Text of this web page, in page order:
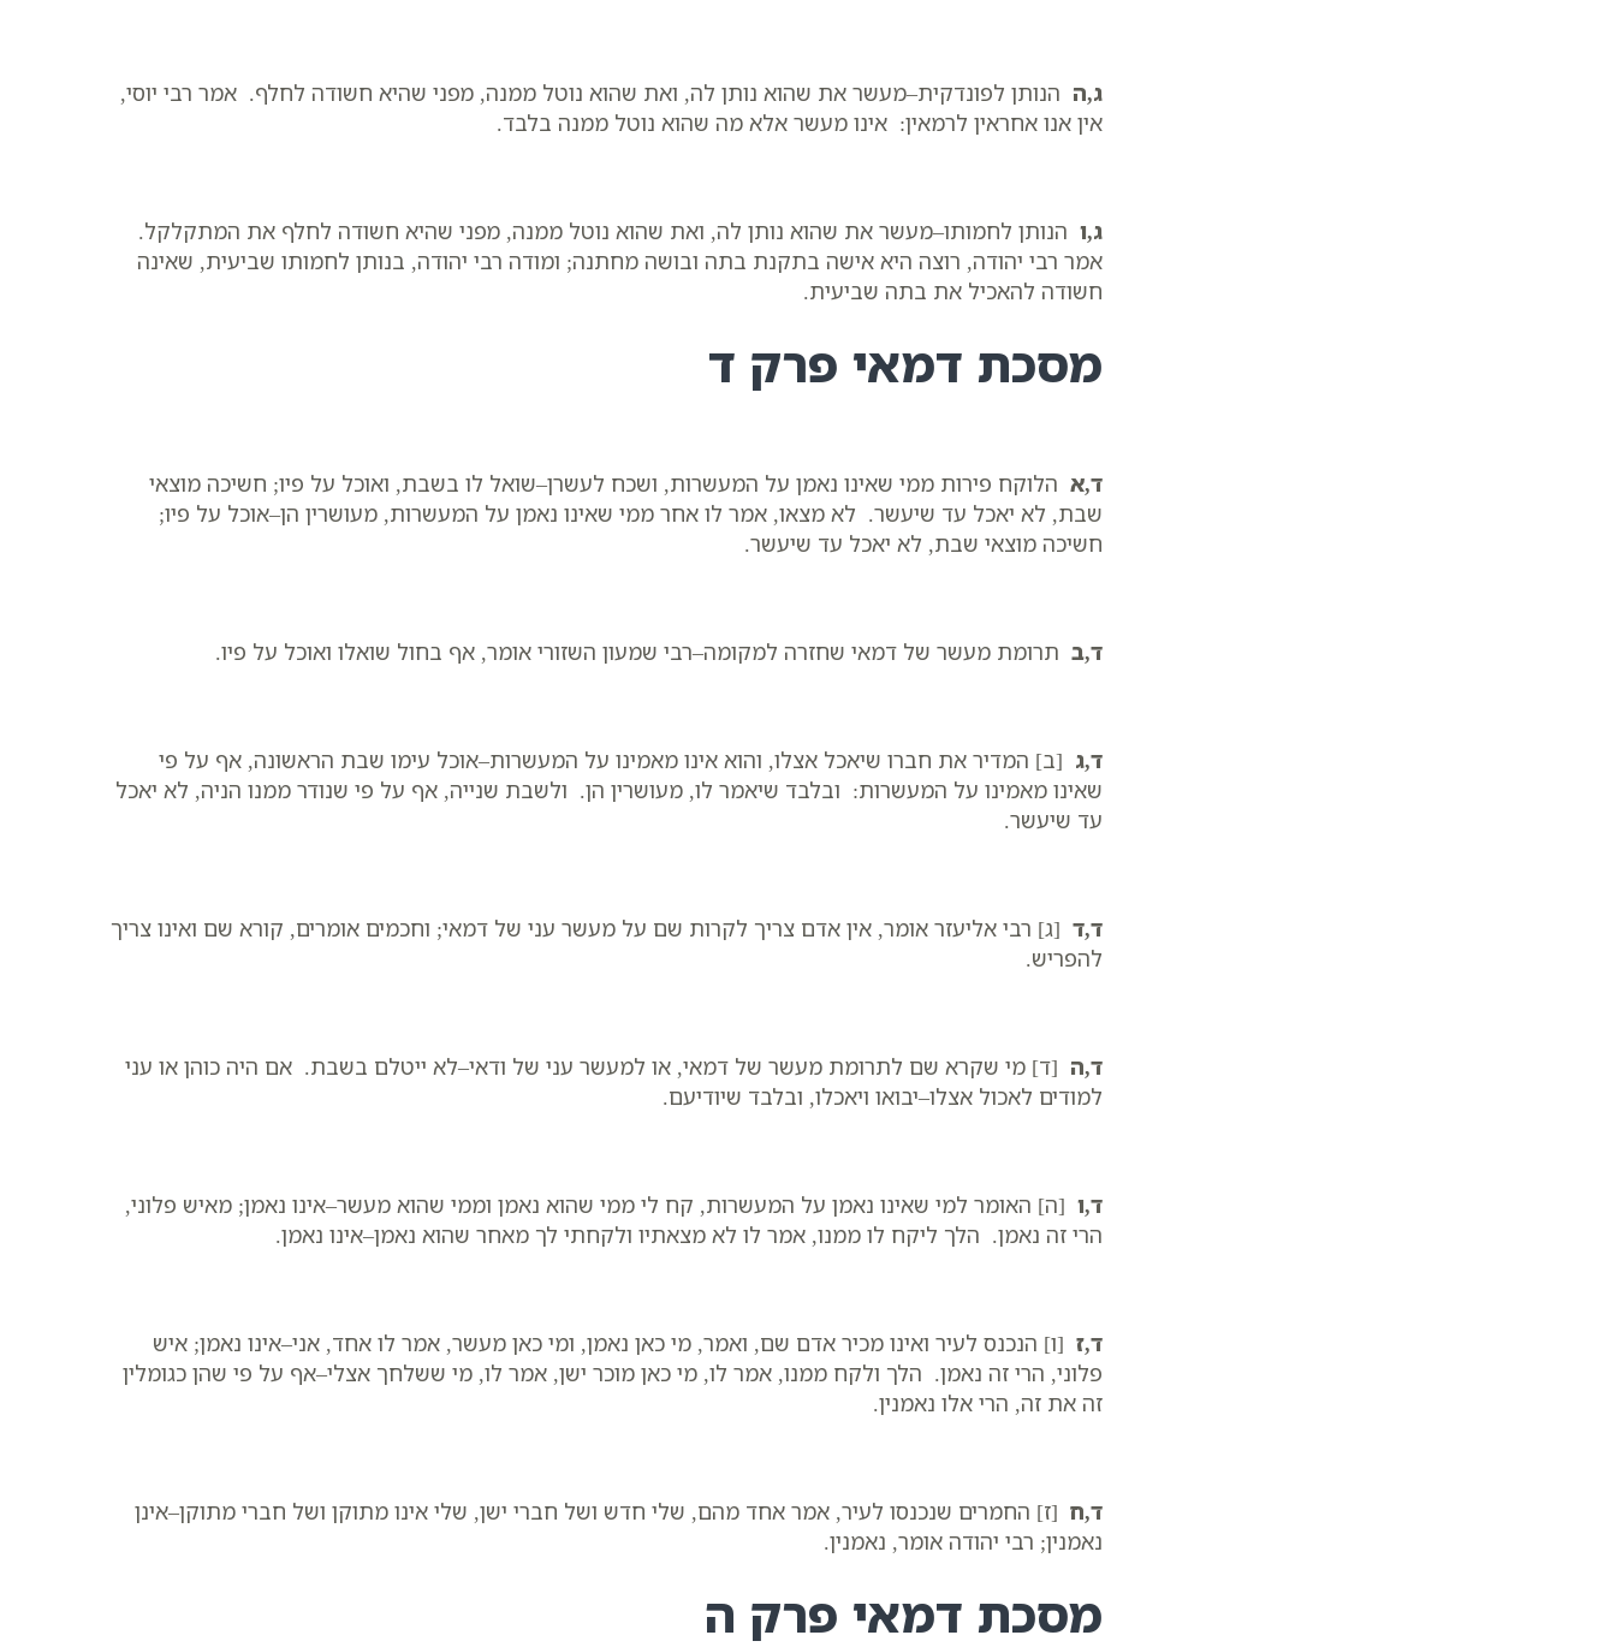
ג,ה הנותן לפונדקית–מעשר את שהוא נותן לה, ואת שהוא נוטל ממנה, מפני שהיא חשודה לחלף. אמר רבי יוסי,
אין אנו אחראין לרמאין: אינו מעשר אלא מה שהוא נוטל ממנה בלבד.
ג,ו הנותן לחמותו–מעשר את שהוא נותן לה, ואת שהוא נוטל ממנה, מפני שהיא חשודה לחלף את המתקלקל.
אמר רבי יהודה, רוצה היא אישה בתקנת בתה ובושה מחתנה; ומודה רבי יהודה, בנותן לחמותו שביעית, שאינה
חשודה להאכיל את בתה שביעית.
מסכת דמאי פרק ד
ד,א הלוקח פירות ממי שאינו נאמן על המעשרות, ושכח לעשרן–שואל לו בשבת, ואוכל על פיו; חשיכה מוצאי
שבת, לא יאכל עד שיעשר. לא מצאו, אמר לו אחר ממי שאינו נאמן על המעשרות, מעושרין הן–אוכל על פיו;
חשיכה מוצאי שבת, לא יאכל עד שיעשר.
ד,ב תרומת מעשר של דמאי שחזרה למקומה–רבי שמעון השזורי אומר, אף בחול שואלו ואוכל על פיו.
ד,ג [ב] המדיר את חברו שיאכל אצלו, והוא אינו מאמינו על המעשרות–אוכל עימו שבת הראשונה, אף על פי
שאינו מאמינו על המעשרות: ובלבד שיאמר לו, מעושרין הן. ולשבת שנייה, אף על פי שנודר ממנו הניה, לא יאכל
עד שיעשר.
ד,ד [ג] רבי אליעזר אומר, אין אדם צריך לקרות שם על מעשר עני של דמאי; וחכמים אומרים, קורא שם ואינו צריך
להפריש.
ד,ה [ד] מי שקרא שם לתרומת מעשר של דמאי, או למעשר עני של ודאי–לא ייטלם בשבת. אם היה כוהן או עני
למודים לאכול אצלו–יבואו ויאכלו, ובלבד שיודיעם.
ד,ו [ה] האומר למי שאינו נאמן על המעשרות, קח לי ממי שהוא נאמן וממי שהוא מעשר–אינו נאמן; מאיש פלוני,
הרי זה נאמן. הלך ליקח לו ממנו, אמר לו לא מצאתיו ולקחתי לך מאחר שהוא נאמן–אינו נאמן.
ד,ז [ו] הנכנס לעיר ואינו מכיר אדם שם, ואמר, מי כאן נאמן, ומי כאן מעשר, אמר לו אחד, אני–אינו נאמן; איש
פלוני, הרי זה נאמן. הלך ולקח ממנו, אמר לו, מי כאן מוכר ישן, אמר לו, מי ששלחך אצלי–אף על פי שהן כגומלין
זה את זה, הרי אלו נאמנין.
ד,ח [ז] החמרים שנכנסו לעיר, אמר אחד מהם, שלי חדש ושל חברי ישן, שלי אינו מתוקן ושל חברי מתוקן–אינן
נאמנין; רבי יהודה אומר, נאמנין.
מסכת דמאי פרק ה